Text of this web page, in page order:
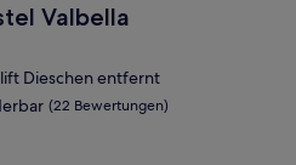
Valbella
Valbella
Dieschen entfernt
(22 Bewertungen)